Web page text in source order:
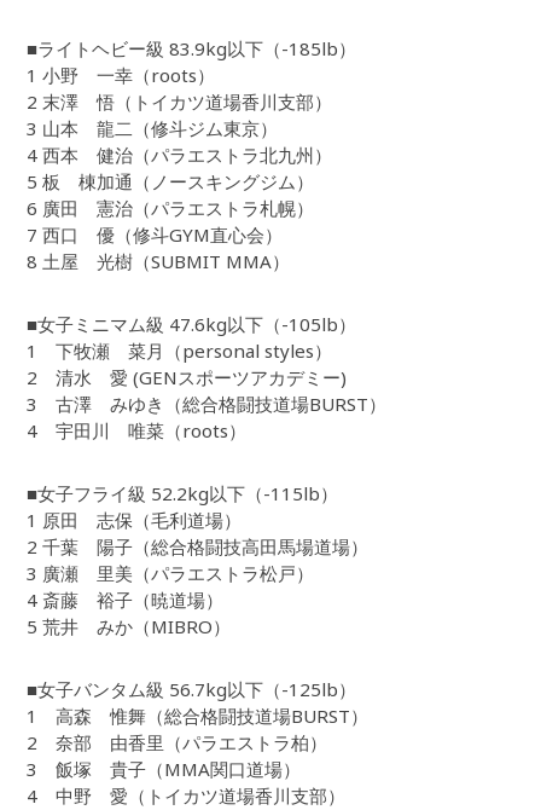
■ライトヘビー級 83.9kg以下（-185lb）
1 小野 一幸（roots）
2 末澤 悟（トイカツ道場香川支部）
3 山本 龍二（修斗ジム東京）
4 西本 健治（パラエストラ北九州）
5 板 棟加通（ノースキングジム）
6 廣田 憲治（パラエストラ札幌）
7 西口 優（修斗GYM直心会）
8 土屋 光樹（SUBMIT MMA）
■女子ミニマム級 47.6kg以下（-105lb）
1 下牧瀬 菜月（personal styles）
2 清水 愛 (GENスポーツアカデミー)
3 古澤 みゆき（総合格闘技道場BURST）
4 宇田川 唯菜（roots）
■女子フライ級 52.2kg以下（-115lb）
1 原田 志保（毛利道場）
2 千葉 陽子（総合格闘技高田馬場道場）
3 廣瀬 里美（パラエストラ松戸）
4 斎藤 裕子（暁道場）
5 荒井 みか（MIBRO）
■女子バンタム級 56.7kg以下（-125lb）
1 高森 惟舞（総合格闘技道場BURST）
2 奈部 由香里（パラエストラ柏）
3 飯塚 貴子（MMA関口道場）
4 中野 愛（トイカツ道場香川支部）